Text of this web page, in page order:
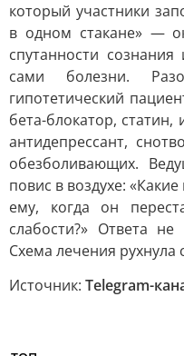
который участники
в одном стакане» —
спутанности
сами болезни.
гипотетический
бета-блокатор,
антидепрессант,
обезболивающих.
повис в воздухе:
ему, когда он
слабости?» Ответа
Схема лечения рухнула
Источник: Telegram-